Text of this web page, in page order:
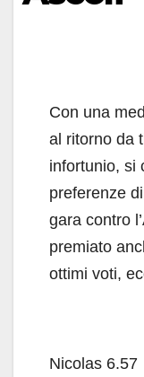
Con una
al ritorno da
infortunio, si
preferenze
gara contro
premiato
ottimi voti,
Nicolas 6.57